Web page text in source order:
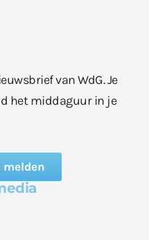
van WdG. Je
het middaguur in je